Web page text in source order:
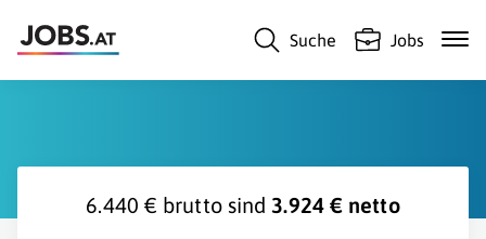
Suche Jobs
6.440 € brutto sind3.924 € netto